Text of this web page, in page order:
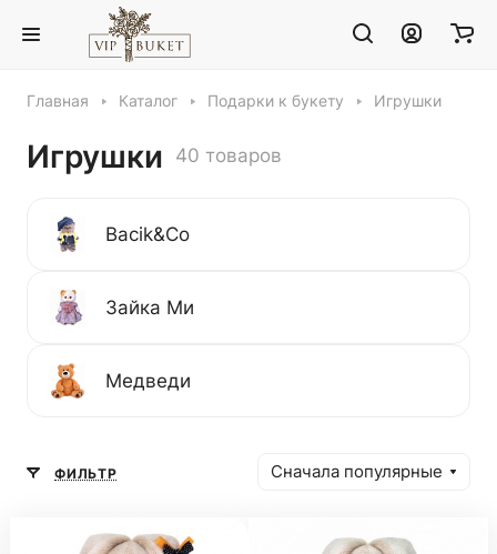
Главная Каталог Подарки к букету Игрушки
Игрушки 40 товаров
Bacik&Co
Зайка Ми
Медведи
ФИЛЬТР Сначала популярные